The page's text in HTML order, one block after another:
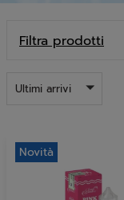
Filtra prodotti
Ultimi arrivi
Novità